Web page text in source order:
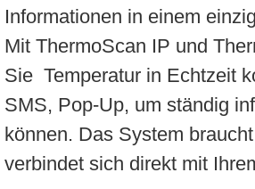
Informationen in einem
Mit ThermoScan IP und
Sie Temperatur in Echtzeit
SMS, Pop-Up, um ständig
können. Das System
verbindet sich direkt mit